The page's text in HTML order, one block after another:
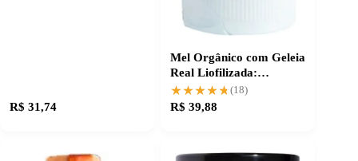
R$ 31,74
Mel Orgânico com Geleia
Real Liofilizada:
Nutrição Extra para sua
Saúde
★★★★★
★★★★★(18)
R$ 39,88